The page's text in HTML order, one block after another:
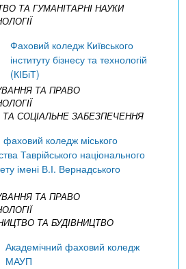
ТА ГУМАНІТАРНІ НАУКИ
Фаховий коледж Київського
інституту бізнесу та технологій
(КІБіТ)
ТА ПРАВО
СОЦІАЛЬНЕ ЗАБЕЗПЕЧЕННЯ
фаховий коледж міського
Таврійського національного
імені В.І. Вернадського
ТА ПРАВО
ТА БУДІВНИЦТВО
Академічний фаховий коледж
МАУП